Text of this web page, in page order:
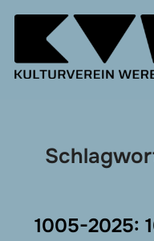
Zum
1005-2025: